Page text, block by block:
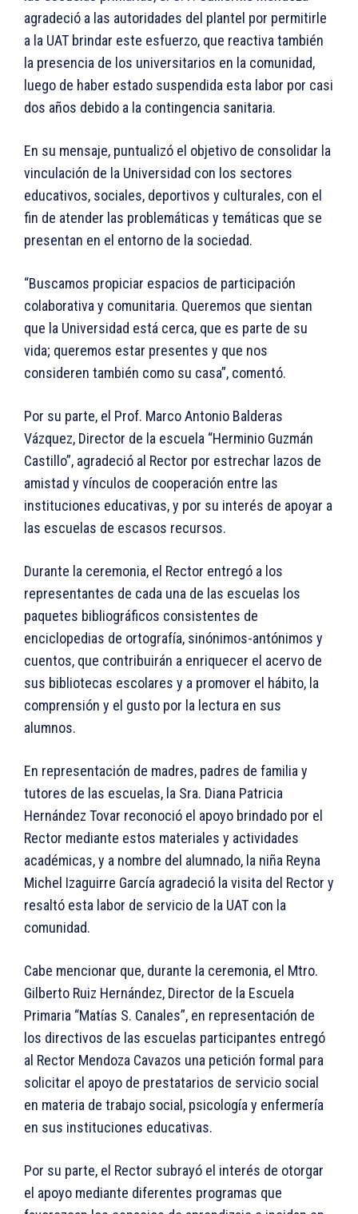
agradeció a las autoridades del plantel por permitirle
a la UAT brindar este esfuerzo, que reactiva también
la presencia de los universitarios en la comunidad,
luego de haber estado suspendida esta labor por casi
dos años debido a la contingencia sanitaria.
En su mensaje, puntualizó el objetivo de consolidar la
vinculación de la Universidad con los sectores
educativos, sociales, deportivos y culturales, con el
fin de atender las problemáticas y temáticas que se
presentan en el entorno de la sociedad.
“Buscamos propiciar espacios de participación
colaborativa y comunitaria. Queremos que sientan
que la Universidad está cerca, que es parte de su
vida; queremos estar presentes y que nos
consideren también como su casa”, comentó.
Por su parte, el Prof. Marco Antonio Balderas
Vázquez, Director de la escuela “Herminio Guzmán
Castillo”, agradeció al Rector por estrechar lazos de
amistad y vínculos de cooperación entre las
instituciones educativas, y por su interés de apoyar a
las escuelas de escasos recursos.
Durante la ceremonia, el Rector entregó a los
representantes de cada una de las escuelas los
paquetes bibliográficos consistentes de
enciclopedias de ortografía, sinónimos-antónimos y
cuentos, que contribuirán a enriquecer el acervo de
sus bibliotecas escolares y a promover el hábito, la
comprensión y el gusto por la lectura en sus
alumnos.
En representación de madres, padres de familia y
tutores de las escuelas, la Sra. Diana Patricia
Hernández Tovar reconoció el apoyo brindado por el
Rector mediante estos materiales y actividades
académicas, y a nombre del alumnado, la niña Reyna
Michel Izaguirre García agradeció la visita del Rector y
resaltó esta labor de servicio de la UAT con la
comunidad.
Cabe mencionar que, durante la ceremonia, el Mtro.
Gilberto Ruiz Hernández, Director de la Escuela
Primaria “Matías S. Canales”, en representación de
los directivos de las escuelas participantes entregó
al Rector Mendoza Cavazos una petición formal para
solicitar el apoyo de prestatarios de servicio social
en materia de trabajo social, psicología y enfermería
en sus instituciones educativas.
Por su parte, el Rector subrayó el interés de otorgar
el apoyo mediante diferentes programas que